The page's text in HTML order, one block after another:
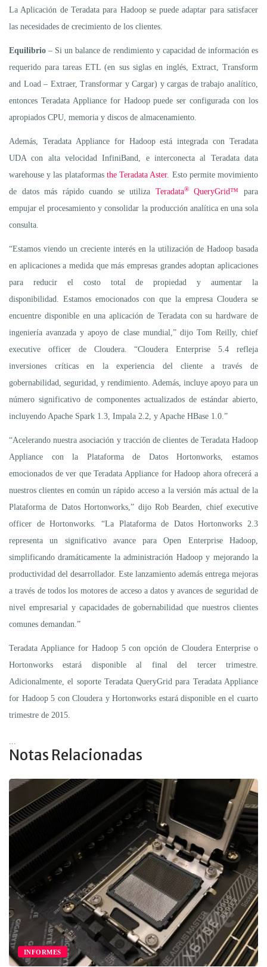
La Aplicación de Teradata para Hadoop se puede adaptar para satisfacer
las necesidades de crecimiento de los clientes.
Equilibrio– Si un balance de rendimiento y capacidad de información es
requerido para tareas ETL (en sus siglas en inglés, Extract, Transform
and Load – Extraer, Transformar y Cargar) y cargas de trabajo analítico,
entonces Teradata Appliance for Hadoop puede ser configurada con los
apropiados CPU, memoria y discos de almacenamiento.
Además, Teradata Appliance for Hadoop está integrada con Teradata
UDA con alta velocidad InfiniBand, e interconecta al Teradata data
warehouse y las plataformas the Teradata Aster. Esto permite movimiento
de datos más rápido cuando se utiliza Teradata®QueryGrid™ para
empujar el procesamiento y consolidar la producción analítica en una sola
consulta.
“Estamos viendo un creciente interés en la utilización de Hadoop basada
en aplicaciones a medida que más empresas grandes adoptan aplicaciones
para reducir el costo total de propiedad y aumentar la
disponibilidad. Estamos emocionados con que la empresa Cloudera se
encuentre disponible en una aplicación de Teradata con su hardware de
ingeniería avanzada y apoyo de clase mundial,” dijo Tom Reilly, chief
executive officer de Cloudera. “Cloudera Enterprise 5.4 refleja
inversiones críticas en la experiencia del cliente a través de
gobernabilidad, seguridad, y rendimiento. Además, incluye apoyo para un
número significativo de componentes actualizados de estándar abierto,
incluyendo Apache Spark 1.3, Impala 2.2, y Apache HBase 1.0.”
“Acelerando nuestra asociación y tracción de clientes de Teradata Hadoop
Appliance con la Plataforma de Datos Hortonworks, estamos
emocionados de ver que Teradata Appliance for Hadoop ahora ofrecerá a
nuestros clientes en común un rápido acceso a la versión más actual de la
Plataforma de Datos Hortonworks,” dijo Rob Bearden, chief executive
officer de Hortonworks. “La Plataforma de Datos Hortonworks 2.3
representa un significativo avance para Open Enterprise Hadoop,
simplificando dramáticamente la administración Hadoop y mejorando la
productividad del desarrollador. Este lanzamiento además entrega mejoras
a través de todos los motores de acceso a datos y avances de seguridad de
nivel empresarial y capacidades de gobernabilidad que nuestros clientes
comunes demandan.”
Teradata Appliance for Hadoop 5 con opción de Cloudera Enterprise o
Hortonworks estará disponible al final del tercer trimestre.
Adicionalmente, el soporte Teradata QueryGrid para Teradata Appliance
for Hadoop 5 con Cloudera y Hortonworks estará disponible en el cuarto
trimestre de 2015.
Notas Relacionadas
INFORMES